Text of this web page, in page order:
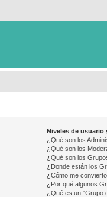
Niveles de usuario
¿Qué son los
¿Qué son los
¿Qué son los
¿Donde están los
¿Cómo me
¿Por qué algunos
¿Qué es un "Grupo